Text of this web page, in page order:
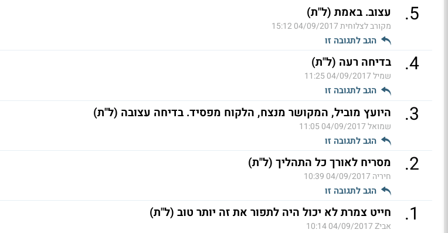
5
. עצוב. באמת (ל"ת)
מקורב לצלוחית04/09/2017 15:12
הגב לתגובה זו
4
. בדיחה רעה (ל"ת)
שמיל04/09/2017 11:25
הגב לתגובה זו
3
. היועץ מוביל, המקושר מנצח, הלקוח מפסיד. בדיחה עצובה (ל"ת)
שמואל04/09/2017 11:05
הגב לתגובה זו
2
. מסריח לאורך כל התהליך (ל"ת)
חיריה 04/09/2017 10:39
הגב לתגובה זו
1
. חייט צמרת לא יכול היה לתפור את זה יותר טוב (ל"ת)
אביZ 04/09/2017 10:14